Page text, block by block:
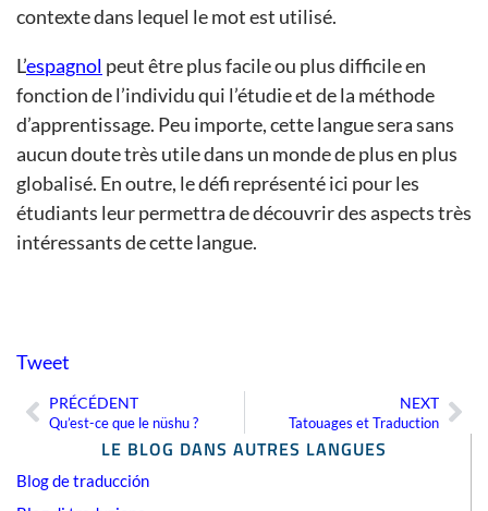
LE BLOG DANS AUTRES LANGUES
Blog de traducción
contexte dans lequel le mot est utilisé.
L’espagnol peut être plus facile ou plus difficile en
fonction de l’individu qui l’étudie et de la méthode
d’apprentissage. Peu importe, cette langue sera sans
aucun doute très utile dans un monde de plus en plus
globalisé. En outre, le défi représenté ici pour les
étudiants leur permettra de découvrir des aspects très
intéressants de cette langue.
Tweet
Précédent
PRÉCÉDENT
Qu’est-ce que le nüshu ?
NEXT
Tatouages et Traduction